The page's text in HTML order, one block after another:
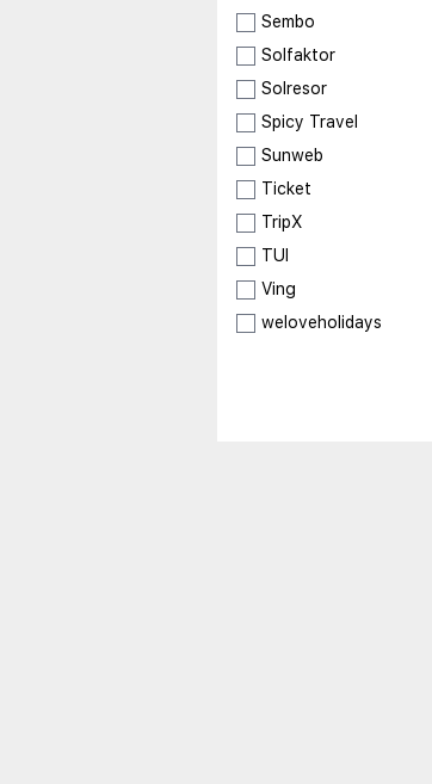
Sembo
Solfaktor
Solresor
Spicy Travel
Sunweb
Ticket
TripX
TUI
Ving
weloveholidays